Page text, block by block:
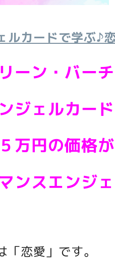
ルカードで学ぶ♪
ーン・バー
ジェルカー
万円の価格が
ンスエンジ
恋愛」です。